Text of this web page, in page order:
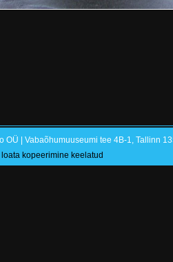
OÜ | Vabaõhumuuseumi tee 4B-1, Tallinn
kopeerimine keelatud